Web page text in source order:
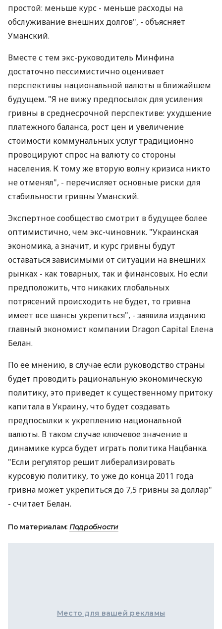
простой: меньше курс - меньше расходы на
обслуживание внешних долгов", - объясняет
Уманский.
Вместе с тем экс-руководитель Минфина
достаточно пессимистично оценивает
перспективы национальной валюты в ближайшем
будущем. "Я не вижу предпосылок для усиления
гривны в среднесрочной перспективе: ухудшение
платежного баланса, рост цен и увеличение
стоимости коммунальных услуг традиционно
провоцируют спрос на валюту со стороны
населения. К тому же вторую волну кризиса никто
не отменял", - перечисляет основные риски для
стабильности гривны Уманский.
Экспертное сообщество смотрит в будущее более
оптимистично, чем экс-чиновник. "Украинская
экономика, а значит, и курс гривны будут
оставаться зависимыми от ситуации на внешних
рынках - как товарных, так и финансовых. Но если
предположить, что никаких глобальных
потрясений происходить не будет, то гривна
имеет все шансы укрепиться", - заявила изданию
главный экономист компании Dragon Capital Елена
Белан.
По ее мнению, в случае если руководство страны
будет проводить рациональную экономическую
политику, это приведет к существенному притоку
капитала в Украину, что будет создавать
предпосылки к укреплению национальной
валюты. В таком случае ключевое значение в
динамике курса будет играть политика Нацбанка.
"Если регулятор решит либерализировать
курсовую политику, то уже до конца 2011 года
гривна может укрепиться до 7,5 гривны за доллар"
- считает Белан.
По материалам: Подробности
Место для вашей рекламы